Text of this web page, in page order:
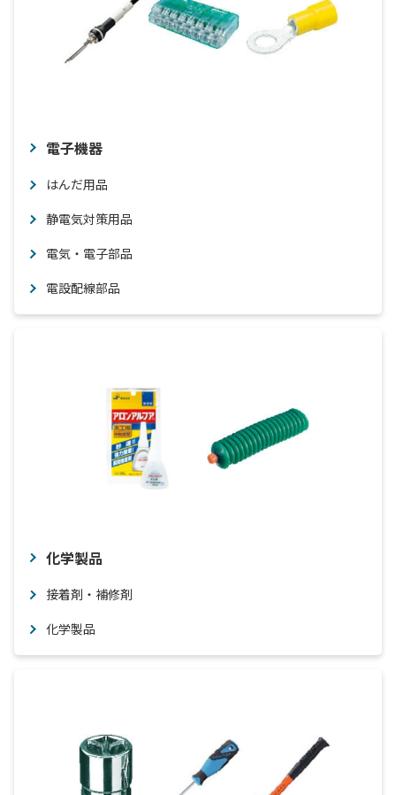
電子機器
はんだ用品
静電気対策用品
電気・電子部品
電設配線部品
化学製品
接着剤・補修剤
化学製品